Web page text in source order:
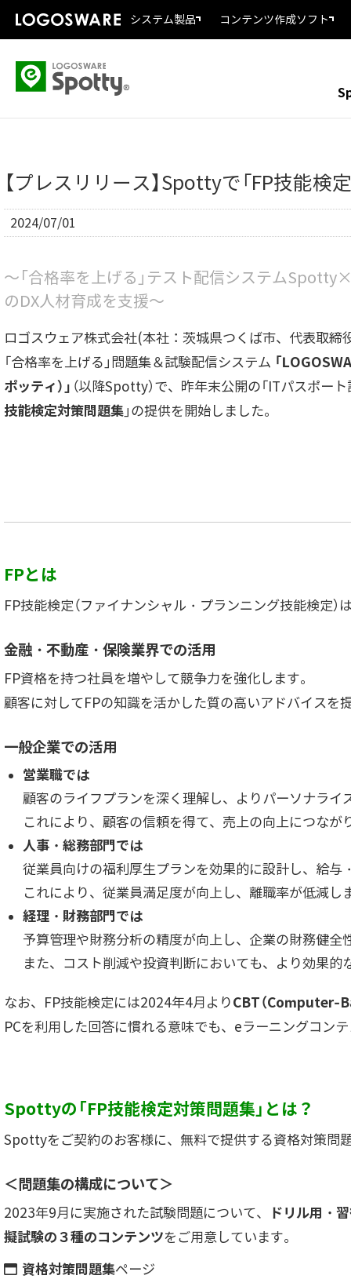
システム製品 コンテンツ作成ソフト
【プレスリリース】Spottyで「FP技能
2024/07/01
～「合格率を上げる」テスト配信システム
のDX人材育成を支援～
ロゴスウェア株式会社(本社：茨城県つくば市、代表取締
「合格率を上げる」問題集＆試験配信システム 「
ポッティ）」 （以降Spotty）で、昨年末公開の「ITパスポー
技能検定対策問題集」の提供を開始しました。
FPとは
FP技能検定（ファイナンシャル・プランニング技能検定
金融・不動産・保険業界での活用
FP資格を持つ社員を増やして競争力を強化します。
顧客に対してFPの知識を活かした質の高いアドバイスを
一般企業での活用
営業職では
顧客のライフプランを深く理解し、よりパーソナライ
これにより、顧客の信頼を得て、売上の向上につなが
人事・総務部門では
従業員向けの福利厚生プランを効果的に設計し、給
これにより、従業員満足度が向上し、離職率が低減し
経理・財務部門では
予算管理や財務分析の精度が向上し、企業の財務健全
また、コスト削減や投資判断においても、より効果的
なお、FP技能検定には2024年4月よりCBT（Computer-
PCを利用した回答に慣れる意味でも、eラーニングコン
Spottyの「FP技能検定対策問題集」とは？
Spottyをご契約のお客様に、無料で提供する資格対策問
＜問題集の構成について＞
2023年9月に実施された試験問題について、
ドリル用・
擬試験の３種のコンテンツをご用意しています。
資格対策問題集ページ